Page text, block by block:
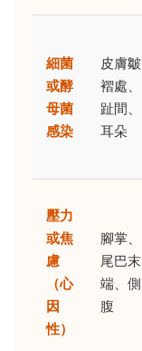
細菌
或酵
母菌
感染
皮膚皺
褶處、
趾間、
耳朵
壓力
或焦
慮
（心
因
性）
腳掌、
尾巴末
端、側
腹